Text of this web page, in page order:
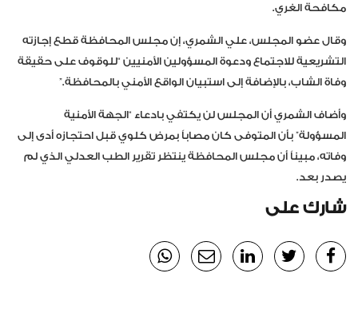
مكافحة الغري.
وقال عضو المجلس، علي الشمري، إن مجلس المحافظة قطع إجازته
التشريعية للاجتماع ودعوة المسؤولين الأمنيين “للوقوف على حقيقة
وفاة الشاب، بالإضافة إلى استبيان الواقع الأمني بالمحافظة.”
وأضاف الشمري أن المجلس لن يكتفي بادعاء “الجهة الأمنية
المسؤولة” بأن المتوفى كان مصاباً بمرض كلوي قبل احتجازه أدى إلى
وفاته، مبيناً أن مجلس المحافظة ينتظر تقرير الطب العدلي الذي لم
يصدر بعد.
شارك على